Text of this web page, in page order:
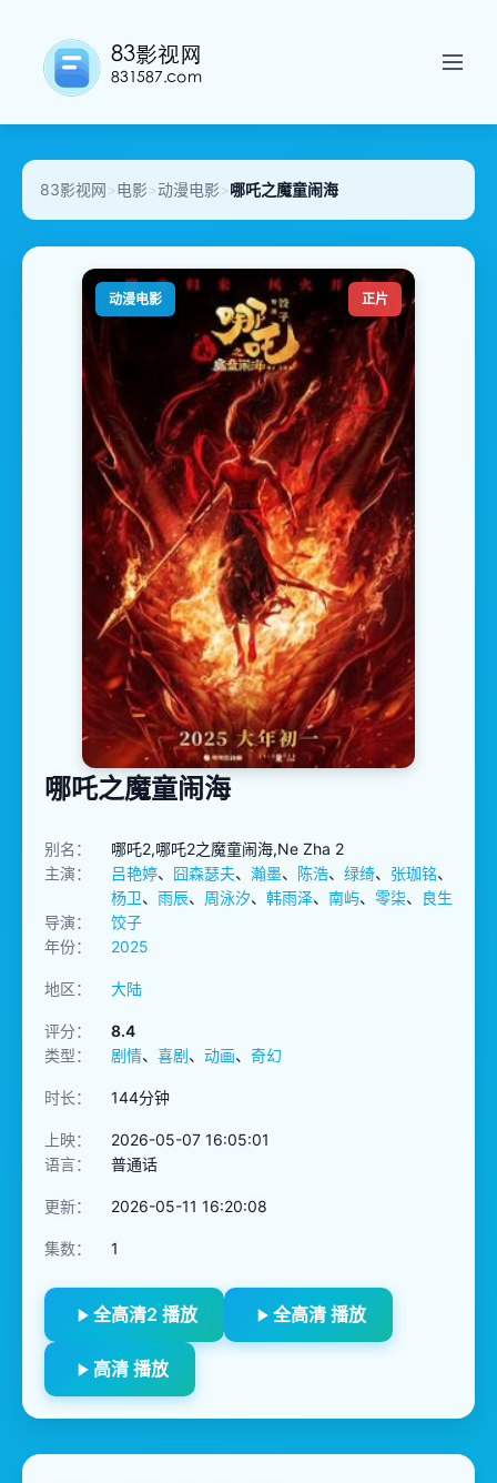
83影视网>电影>动漫电影>哪吒之魔童闹海
动漫电影 正片
哪吒之魔童闹海
别名：
哪吒2,哪吒2之魔童闹海,Ne Zha 2
主演：
吕艳婷、 囧森瑟夫、 瀚墨、 陈浩、 绿绮、 张珈铭、
杨卫、 雨辰、 周泳汐、 韩雨泽、 南屿、 零柒、
良生
导演：
饺子
年份：
2025
地区： 大陆
评分：
8.4
类型：
剧情、 喜剧、 动画、 奇幻
时长： 144分钟
上映：
2026-05-07 16:05:01
语言：
普通话
更新： 2026-05-11 16:20:08
集数： 1
全高清2 播放 全高清 播放
高清 播放